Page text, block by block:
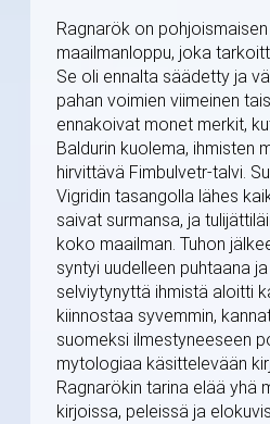
Ragnarök on
maailmanloppu, joka
Se oli ennalta säädetty ja
pahan voimien viimeinen
ennakoivat monet merkit,
Baldurin kuolema, ihmisten
hirvittävä Fimbulvetr-talvi.
Vigridin tasangolla lähes
saivat surmansa, ja
koko maailman. Tuhon
syntyi uudelleen puhtaana
selviytynyttä ihmistä aloitti
kiinnostaa syvemmin,
suomeksi ilmestyneeseen
mytologiaa käsittelevään
Ragnarökin tarina elää yhä
kirjoissa, peleissä ja